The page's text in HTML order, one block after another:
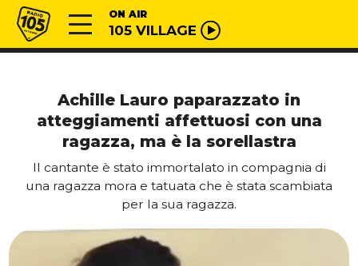
Vai al contenuto
Radio 105 ON AIR
105 VILLAGE
Achille Lauro paparazzato in
atteggiamenti affettuosi con una
ragazza, ma è la sorellastra
Il cantante è stato immortalato in compagnia di
una ragazza mora e tatuata che è stata scambiata
per la sua ragazza.